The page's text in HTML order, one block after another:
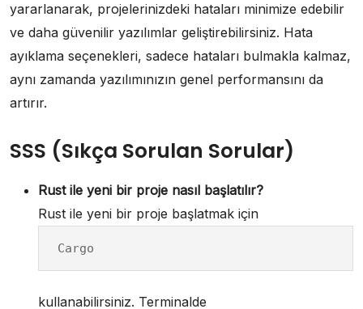
yararlanarak, projelerinizdeki hataları minimize edebilir
ve daha güvenilir yazılımlar geliştirebilirsiniz. Hata
ayıklama seçenekleri, sadece hataları bulmakla kalmaz,
aynı zamanda yazılımınızın genel performansını da
artırır.
SSS (Sıkça Sorulan Sorular)
Rust ile yeni bir proje nasıl başlatılır?
Rust ile yeni bir proje başlatmak için
Cargo
kullanabilirsiniz. Terminalde